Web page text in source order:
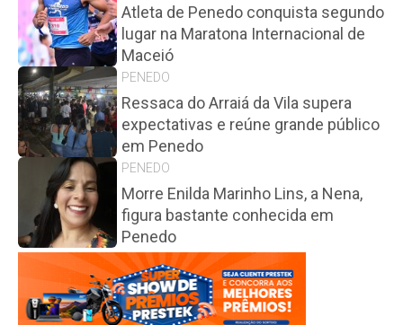
Atleta de Penedo conquista segundo
lugar na Maratona Internacional de
Maceió
PENEDO
Ressaca do Arraiá da Vila supera
expectativas e reúne grande público
em Penedo
PENEDO
Morre Enilda Marinho Lins, a Nena,
figura bastante conhecida em
Penedo